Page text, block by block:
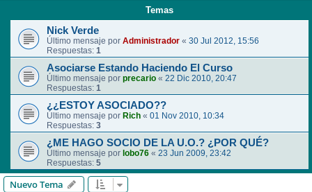
Temas
Nick Verde
Último mensaje por Administrador « 30 Jul 2012, 15:56
Respuestas: 1
Asociarse Estando Haciendo El Curso
Último mensaje por precario « 22 Dic 2010, 20:47
Respuestas: 1
¿¿ESTOY ASOCIADO??
Último mensaje por Rich « 01 Nov 2010, 10:34
Respuestas: 3
¿ME HAGO SOCIO DE LA U.O.? ¿POR QUÉ?
Último mensaje por lobo76 « 23 Jun 2009, 23:42
Respuestas: 5
Nuevo Tema